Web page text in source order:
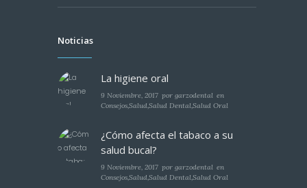
Noticias
La higiene oral
9 Noviembre, 2017 porgarzodental en
Consejos,Salud,Salud Dental,Salud Oral
¿Cómo afecta el tabaco a su
salud bucal?
9 Noviembre, 2017 porgarzodental en
Consejos,Salud,Salud Dental,Salud Oral